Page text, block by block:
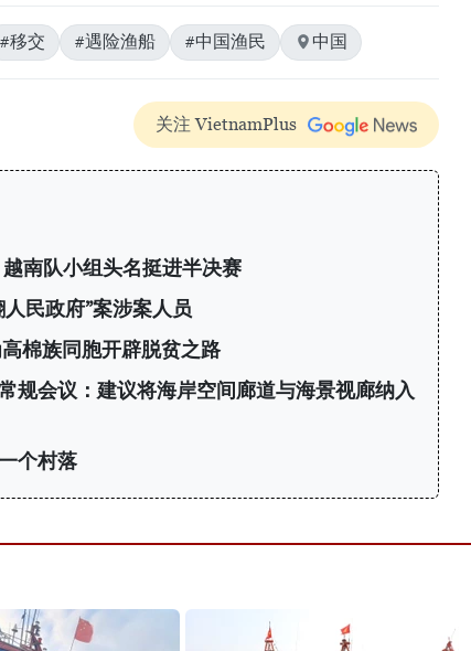
#移交 #遇险渔船 #中国渔民 中国
关注 VietnamPlus
南队小组头名挺进半决赛
民政府”案涉案人员
棉族同胞开辟脱贫之路
规会议：建议将海岸空间廊道与海景视廊纳入
个村落